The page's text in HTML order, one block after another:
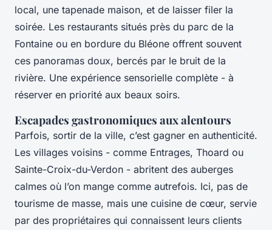
local, une tapenade maison, et de laisser filer la
soirée. Les restaurants situés près du parc de la
Fontaine ou en bordure du Bléone offrent souvent
ces panoramas doux, bercés par le bruit de la
rivière. Une expérience sensorielle complète - à
réserver en priorité aux beaux soirs.
Escapades gastronomiques aux alentours
Parfois, sortir de la ville, c’est gagner en authenticité.
Les villages voisins - comme Entrages, Thoard ou
Sainte-Croix-du-Verdon - abritent des auberges
calmes où l’on mange comme autrefois. Ici, pas de
tourisme de masse, mais une cuisine de cœur, servie
par des propriétaires qui connaissent leurs clients